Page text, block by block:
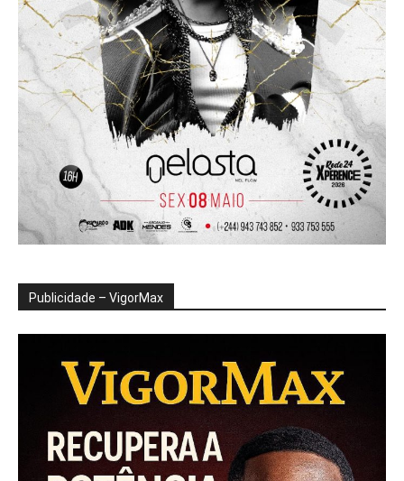
Publicidade – VigorMax